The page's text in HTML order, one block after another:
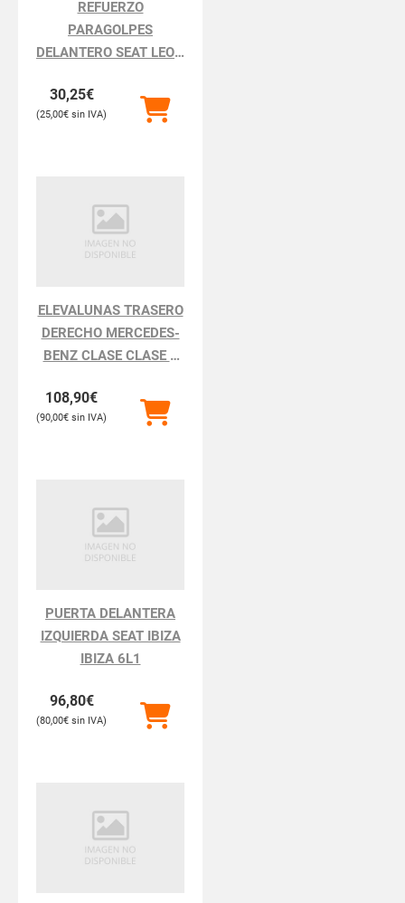
REFUERZO
PARAGOLPES
DELANTERO SEAT LEON
30,25€
25,00€
ELEVALUNAS TRASERO
DERECHO MERCEDES-
BENZ CLASE CLASE S
108,90€
90,00€
PUERTA DELANTERA
IZQUIERDA SEAT IBIZA
IBIZA 6L1
96,80€
80,00€